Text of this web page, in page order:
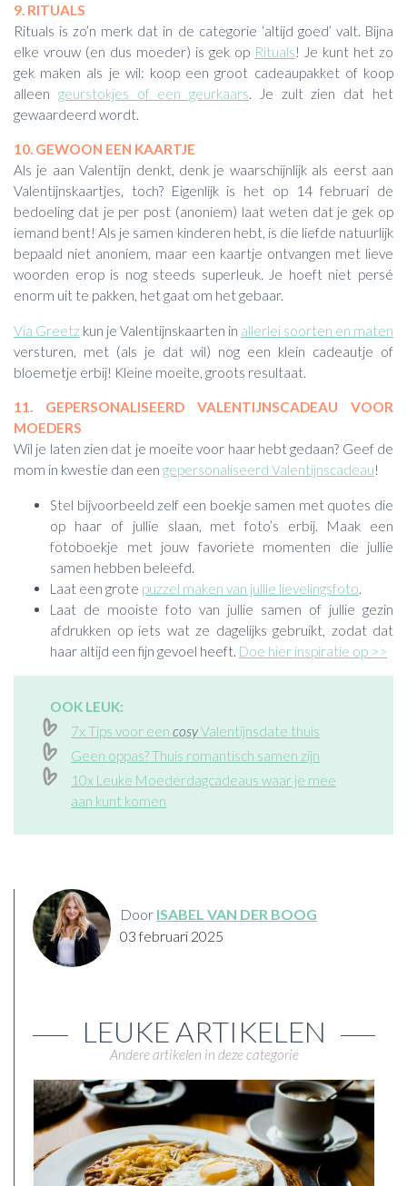
9. RITUALS
Rituals is zo’n merk dat in de categorie ‘altijd goed’ valt. Bijna
elke vrouw (en dus moeder) is gek op Rituals! Je kunt het zo
gek maken als je wil: koop een groot cadeaupakket of koop
alleen geurstokjes of een geurkaars. Je zult zien dat het
gewaardeerd wordt.
10. GEWOON EEN KAARTJE
Als je aan Valentijn denkt, denk je waarschijnlijk als eerst aan
Valentijnskaartjes, toch? Eigenlijk is het op 14 februari de
bedoeling dat je per post (anoniem) laat weten dat je gek op
iemand bent! Als je samen kinderen hebt, is die liefde natuurlijk
bepaald niet anoniem, maar een kaartje ontvangen met lieve
woorden erop is nog steeds superleuk. Je hoeft niet persé
enorm uit te pakken, het gaat om het gebaar.
Via Greetz kun je Valentijnskaarten in allerlei soorten en maten
versturen, met (als je dat wil) nog een klein cadeautje of
bloemetje erbij! Kleine moeite, groots resultaat.
11. GEPERSONALISEERD VALENTIJNSCADEAU VOOR
MOEDERS
Wil je laten zien dat je moeite voor haar hebt gedaan? Geef de
mom in kwestie dan een gepersonaliseerd Valentijnscadeau!
Stel bijvoorbeeld zelf een boekje samen met quotes die
op haar of jullie slaan, met foto’s erbij. Maak een
fotoboekje met jouw favoriete momenten die jullie
samen hebben beleefd.
Laat een grote puzzel maken van jullie lievelingsfoto
Laat de mooiste foto van jullie samen of jullie gezin
afdrukken op iets wat ze dagelijks gebruikt, zodat dat
haar altijd een fijn gevoel heeft. Doe hier inspiratie op >>
OOK LEUK:
7x Tips voor eencosyValentijnsdate thuis
Geen oppas? Thuis romantisch samen zijn
10x Leuke Moederdagcadeaus waar je mee
aan kunt komen
Door ISABEL VAN DER BOOG
03 februari 2025
LEUKE ARTIKELEN
Andere artikelen in deze categorie